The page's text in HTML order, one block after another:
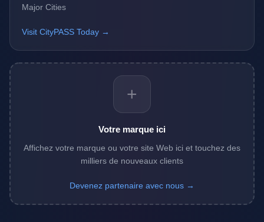
Major Cities
Visit CityPASS Today →
+
Votre marque ici
Affichez votre marque ou votre site Web ici et touchez des
milliers de nouveaux clients
Devenez partenaire avec nous →